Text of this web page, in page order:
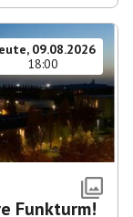
09.08.2026
18:00
Funkturm!